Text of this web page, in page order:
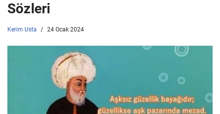
Sözleri
Kerim Usta 24 Ocak 2024